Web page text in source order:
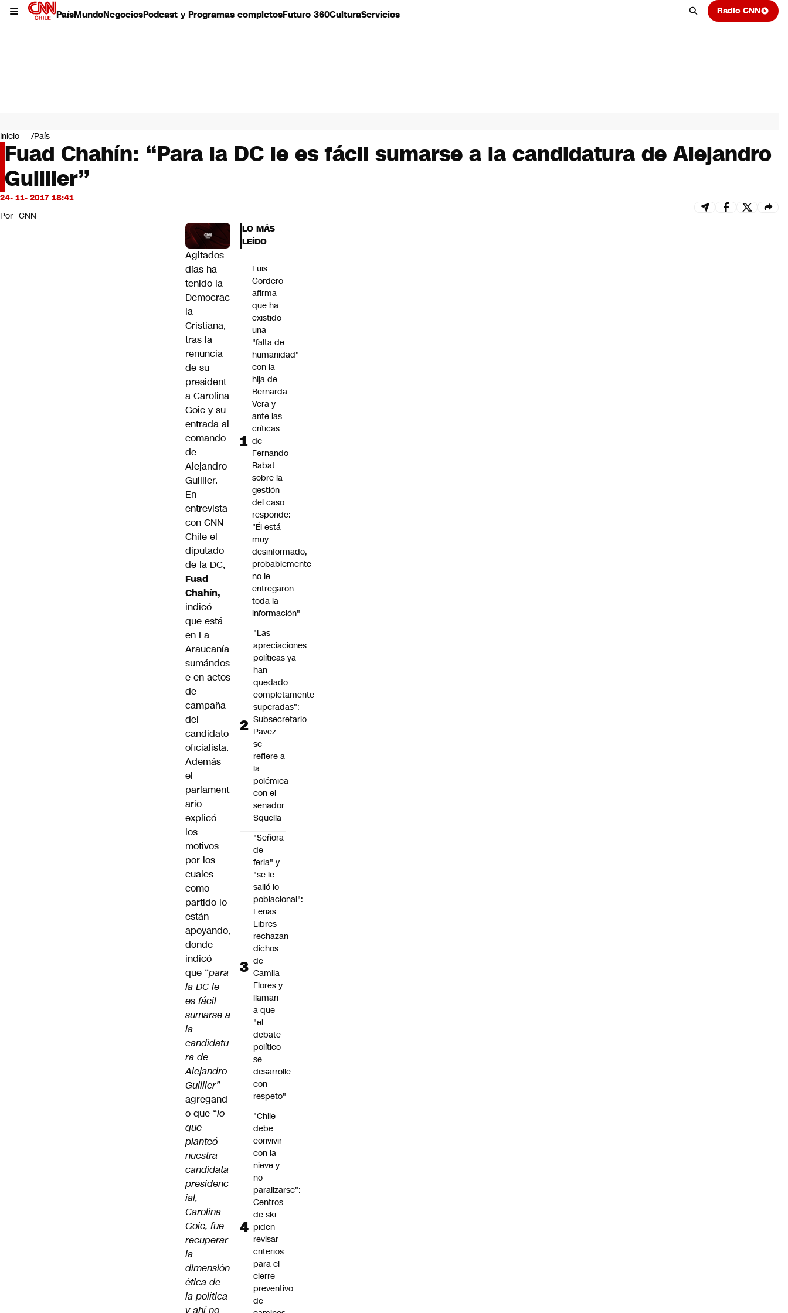
PaísMundoNegociosPodcast y Programas completosFuturo 360CulturaServicios Radio CNN
Mundo
Negocios
Deportes
Programas completos
Cultura
Servicios
Bits
CNN Data
Inicio País
Fuad Chahín: “Para la DC le es fácil sumarse a la candidatura de Alejandro
Guillier”
24- 11- 2017 18:41
Por CNN
Agitados
días ha
tenido la
Democrac
ia
Cristiana,
tras la
renuncia
de su
president
a Carolina
Goic y su
entrada al
comando
de
Alejandro
Guillier.
En
entrevista
con CNN
Chile el
diputado
de la DC,
Fuad
Chahín,
indicó
que está
en La
Araucanía
sumándos
e en actos
de
campaña
del
candidato
oficialista.
Además
el
parlament
ario
explicó
los
motivos
por los
cuales
como
partido lo
están
apoyando,
donde
indicó
que “para
la DC le
es fácil
sumarse a
la
candidatu
ra de
Alejandro
Guillier”
agregand
o que “lo
que
planteó
nuestra
candidata
presidenc
ial,
Carolina
Goic, fue
recuperar
la
dimensión
ética de
la política
y ahí no
LO MÁS
LEÍDO
Luis
Cordero
afirma
que ha
existido
una
"falta de
humanidad"
con la
hija de
Bernarda
Vera y
ante las
críticas
de
Fernando
Rabat
sobre la
gestión
del caso
responde:
"Él está
muy
desinformado,
probablemente
no le
entregaron
toda la
información"
"Las
apreciaciones
políticas ya
han
quedado
completamente
superadas":
Subsecretario
Pavez
se
refiere a
la
polémica
con el
senador
Squella
"Señora
de
feria" y
"se le
salió lo
poblacional":
Ferias
Libres
rechazan
dichos
de
Camila
Flores y
llaman
a que
"el
debate
político
se
desarrolle
con
respeto"
"Chile
debe
convivir
con la
nieve y
no
paralizarse":
Centros
de ski
piden
revisar
criterios
para el
cierre
preventivo
de